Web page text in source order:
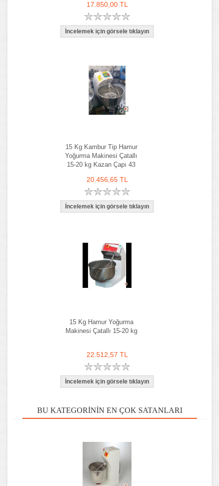
17.850,00 TL
15 Kg Kambur Tip Hamur
Yoğurma Makinesi Çatallı
15-20 kg Kazan Çapı 43
20.456,65 TL
15 Kg Hamur Yoğurma
Makinesi Çatallı 15-20 kg
22.512,57 TL
BU KATEGORININ EN ÇOK SATANLARI